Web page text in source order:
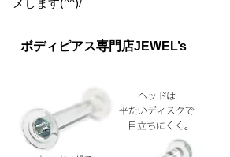
メします(^^)/
ボディピアス専門店JEWEL’s